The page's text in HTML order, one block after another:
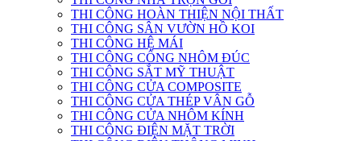
THI CÔNG HOÀN THIỆN NỘI THẤT
THI CÔNG SÂN VƯỜN HỒ KOI
THI CÔNG HỆ MÁI
THI CÔNG CỔNG NHÔM ĐÚC
THI CÔNG SẮT MỸ THUẬT
THI CÔNG CỬA COMPOSITE
THI CÔNG CỬA THÉP VÂN GỖ
THI CÔNG CỬA NHÔM KÍNH
THI CÔNG ĐIỆN MẶT TRỜI